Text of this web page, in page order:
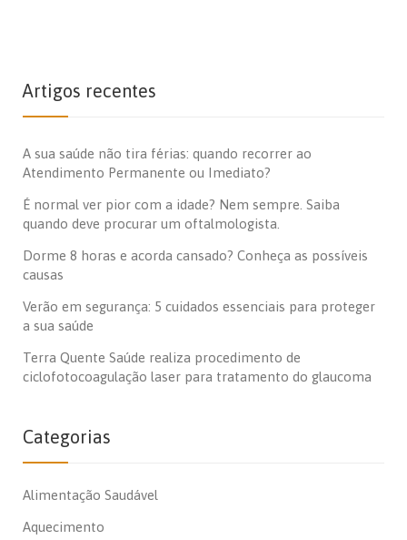
Artigos recentes
A sua saúde não tira férias: quando recorrer ao
Atendimento Permanente ou Imediato?
É normal ver pior com a idade? Nem sempre. Saiba
quando deve procurar um oftalmologista.
Dorme 8 horas e acorda cansado? Conheça as possíveis
causas
Verão em segurança: 5 cuidados essenciais para proteger
a sua saúde
Terra Quente Saúde realiza procedimento de
ciclofotocoagulação laser para tratamento do glaucoma
Categorias
Alimentação Saudável
Aquecimento